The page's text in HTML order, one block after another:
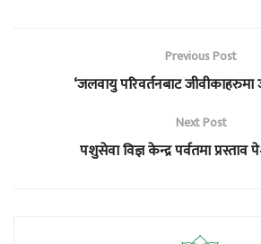
Previous Post
‘जलवायु परिवर्तनबाट जीवीकाहरुमा
Next Post
पशुसेवा विज्ञ केन्द्र पर्वतमा प्रस्ताव